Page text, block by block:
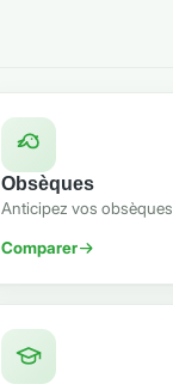
Obsèques
Anticipez vos obsèques
Comparer